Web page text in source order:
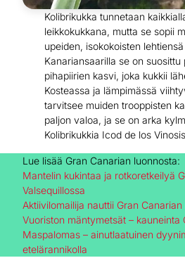
Kolibrikukka tunnetaan
leikkokukkana, mutta se sopii
upeiden, isokokoisten
Kanariansaarilla se on suosittu
pihapiirien kasvi, joka kukkii
Kosteassa ja lämpimässä
tarvitsee muiden trooppisten
paljon valoa, ja se on arka
Kolibrikukkia Icod de los
Lue lisää Gran Canarian luonnosta:
Mantelin kukintaa ja rotkoretkeilyä
Valsequillossa
Aktiivilomailija nauttii Gran
Vuoriston mäntymetsät – kauneinta
Maspalomas – ainutlaatuinen
etelärannikolla